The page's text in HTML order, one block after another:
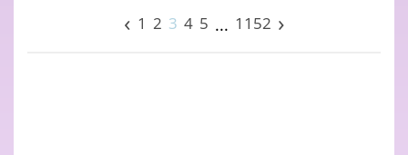
‹ 1 2 3 4 5 ... 1152 ›